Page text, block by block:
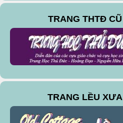
TRANG THTĐ CŨ
TRANG LỀU XƯA